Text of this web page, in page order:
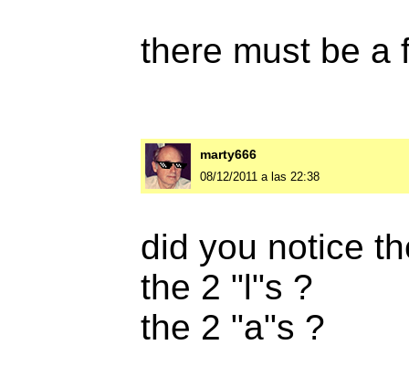
there must be a
marty666
08/12/2011 a las 22:38
did you notice
the 2 "l"s ?
the 2 "a"s ?